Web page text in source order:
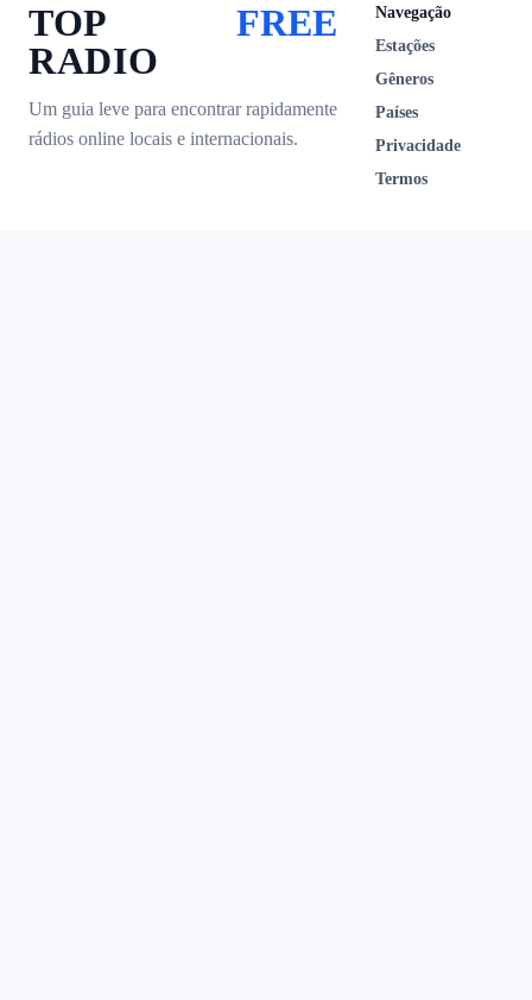
TOP
RADIO
FREE
Um guia leve para encontrar rapidamente
rádios online locais e internacionais.
Navegação
Estações
Gêneros
Países
Privacidade
Termos